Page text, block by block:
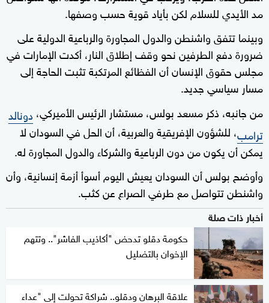
مد الأيدي للسلام لكن بأياد قوية حسب وصفها.
وبينما تتفق واشنطن والدول المجاورة والرباعية الدولية على
ضرورة دفع الطرفين نحو وقف إطلاق النار، أكدت الإمارات في
مجلس حقوق الإنسان أن الفظائع المرتكبة تثبت الحاجة إلى
مسار سياسي جديد.
من جانبه، ذكر مسعد بولس، مستشار الرئيس الأميركي،دونالد
ترامب، للشؤون الإفريقية والعربية، أن الحل في السودان لا
يمكن أن يكون من دون الرباعية والشركاء والدول المجاورة له.
وأوضح بولس أن السودان يعيش اليوم أسوأ أزمة إنسانية، وأن
واشنطن تتواصل مع طرفي الصراع عن كثب.
أخبار ذات صلة
حكومة دقلو تدحض "أكاذيب الفاشر".. وتتهم
الإخوان بالتضليل
علاقة البرهان ودقلو.. شراكة تحولت إلى "عداء